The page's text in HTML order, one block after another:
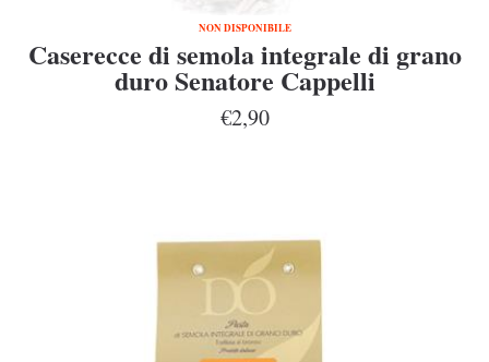
NON DISPONIBILE
Caserecce di semola integrale di grano
duro Senatore Cappelli
€2,90